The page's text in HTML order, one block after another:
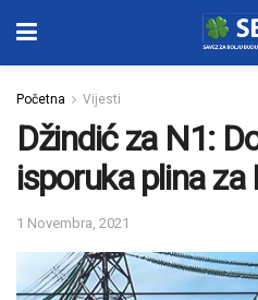
Početna Vijesti
Džindić za N1:
isporuka plina za
1 Novembra, 2021